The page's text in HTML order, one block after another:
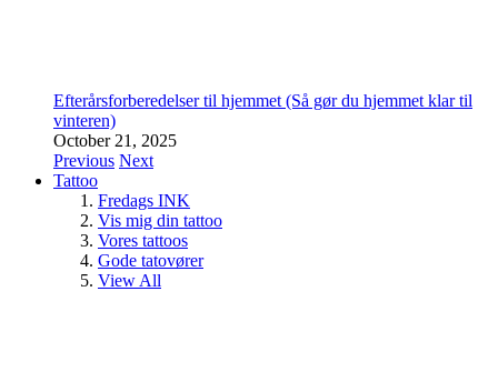
Efterårsforberedelser til hjemmet (Så gør du hjemmet klar til
vinteren)
October 21, 2025
Previous Next
Tattoo
Fredags INK
Vis mig din tattoo
Vores tattoos
Gode tatovører
View All